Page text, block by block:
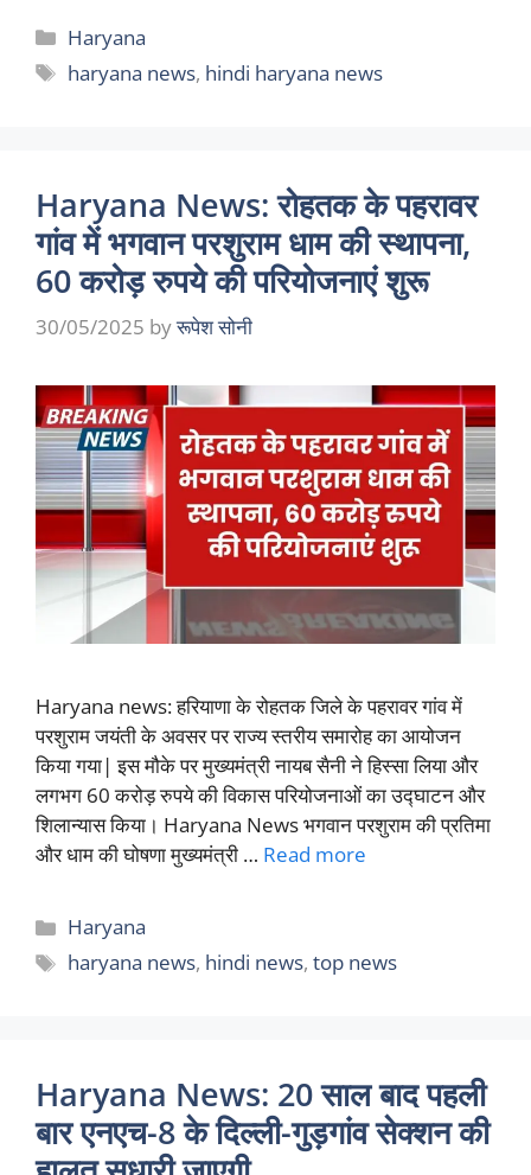
Categories
Haryana
Tags
haryana news, hindi haryana news
Haryana News: रोहतक के पहरावर
गांव में भगवान परशुराम धाम की स्थापना,
60 करोड़ रुपये की परियोजनाएं शुरू
30/05/2025 byरूपेश सोनी
Haryana news: हरियाणा के रोहतक जिले के पहरावर गांव में
परशुराम जयंती के अवसर पर राज्य स्तरीय समारोह का आयोजन
किया गया| इस मौके पर मुख्यमंत्री नायब सैनी ने हिस्सा लिया और
लगभग 60 करोड़ रुपये की विकास परियोजनाओं का उद्घाटन और
शिलान्यास किया। Haryana News भगवान परशुराम की प्रतिमा
और धाम की घोषणा मुख्यमंत्री … Read more
Categories
Haryana
Tags
haryana news, hindi news,top news
Haryana News: 20 साल बाद पहली
बार एनएच-8 के दिल्ली-गुड़गांव सेक्शन की